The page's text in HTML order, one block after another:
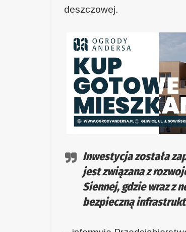
deszczowej.
Inwestycja została
jest związana z
Siennej, gdzie wraz z
bezpieczną